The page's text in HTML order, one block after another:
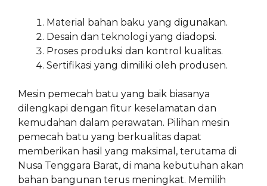
Material bahan baku yang digunakan.
Desain dan teknologi yang diadopsi.
Proses produksi dan kontrol kualitas.
Sertifikasi yang dimiliki oleh produsen.
Mesin pemecah batu yang baik biasanya
dilengkapi dengan fitur keselamatan dan
kemudahan dalam perawatan. Pilihan mesin
pemecah batu yang berkualitas dapat
memberikan hasil yang maksimal, terutama di
Nusa Tenggara Barat, di mana kebutuhan akan
bahan bangunan terus meningkat. Memilih